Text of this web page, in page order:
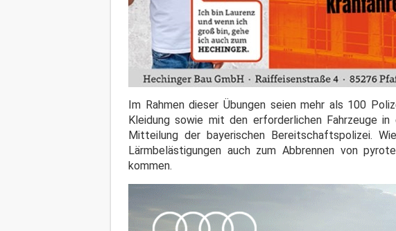
Im Rahmen dieser Übungen seien mehr als 100
Kleidung sowie mit den erforderlichen Fahrzeuge
Mitteilung der bayerischen Bereitschaftspolizei.
Lärmbelästigungen auch zum Abbrennen von
kommen.